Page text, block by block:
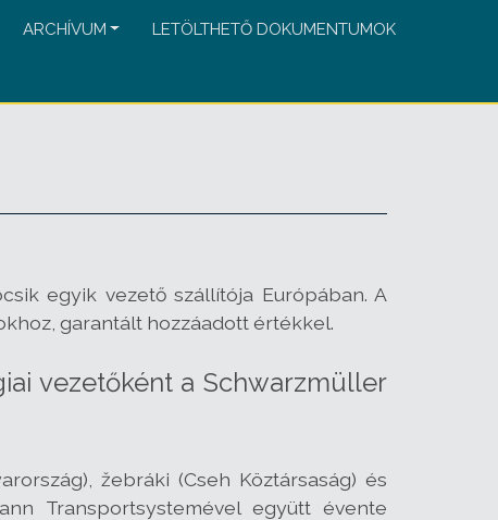
ARCHÍVUM LETÖLTHETŐ DOKUMENTUMOK
egyik vezető szállítója Európában. A
garantált hozzáadott értékkel.
vezetőként a Schwarzmüller
žebráki (Cseh Köztársaság) és
Transportsystemével együtt évente